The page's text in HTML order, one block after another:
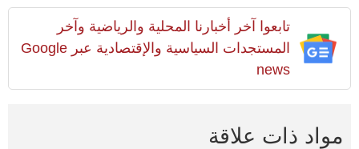
تابعوا آخر أخبارنا المحلية والرياضية وآخر
المستجدات السياسية والإقتصادية عبر Google
news
مواد ذات علاقة